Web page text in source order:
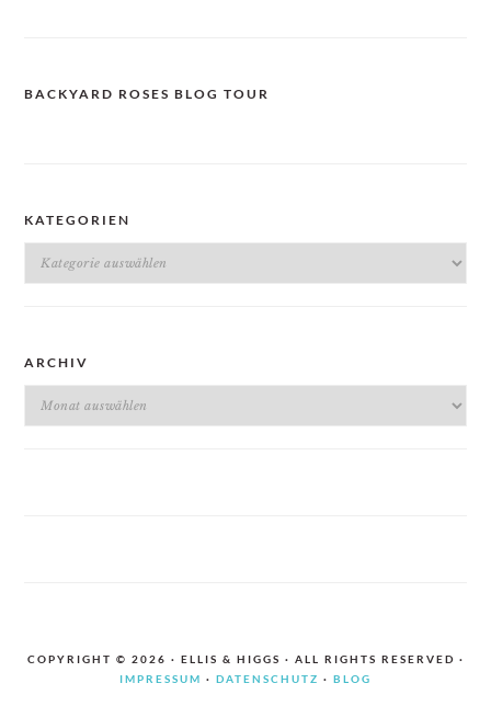
BACKYARD ROSES BLOG TOUR
KATEGORIEN
Kategorien
ARCHIV
Archiv
COPYRIGHT © 2026 · ELLIS & HIGGS · ALL RIGHTS RESERVED ·
IMPRESSUM · DATENSCHUTZ · BLOG